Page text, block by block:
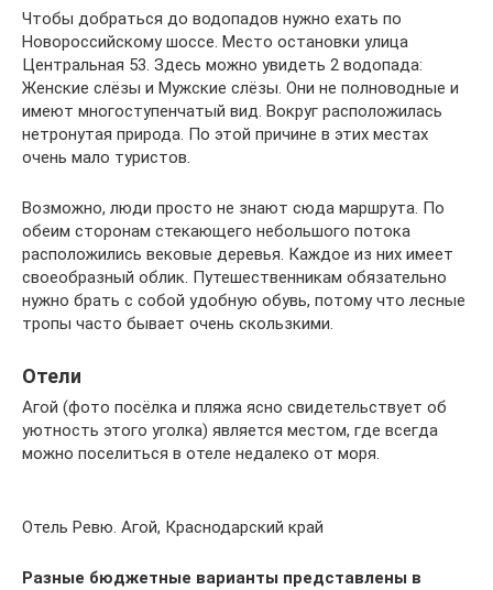
Чтобы добраться до водопадов нужно ехать по
Новороссийскому шоссе. Место остановки улица
Центральная 53. Здесь можно увидеть 2 водопада:
Женские слёзы и Мужские слёзы. Они не полноводные и
имеют многоступенчатый вид. Вокруг расположилась
нетронутая природа. По этой причине в этих местах
очень мало туристов.
Возможно, люди просто не знают сюда маршрута. По
обеим сторонам стекающего небольшого потока
расположились вековые деревья. Каждое из них имеет
своеобразный облик. Путешественникам обязательно
нужно брать с собой удобную обувь, потому что лесные
тропы часто бывает очень скользкими.
Отели
Агой (фото посёлка и пляжа ясно свидетельствует об
уютность этого уголка) является местом, где всегда
можно поселиться в отеле недалеко от моря.
Отель Ревю. Агой, Краснодарский край
Разные бюджетные варианты представлены в